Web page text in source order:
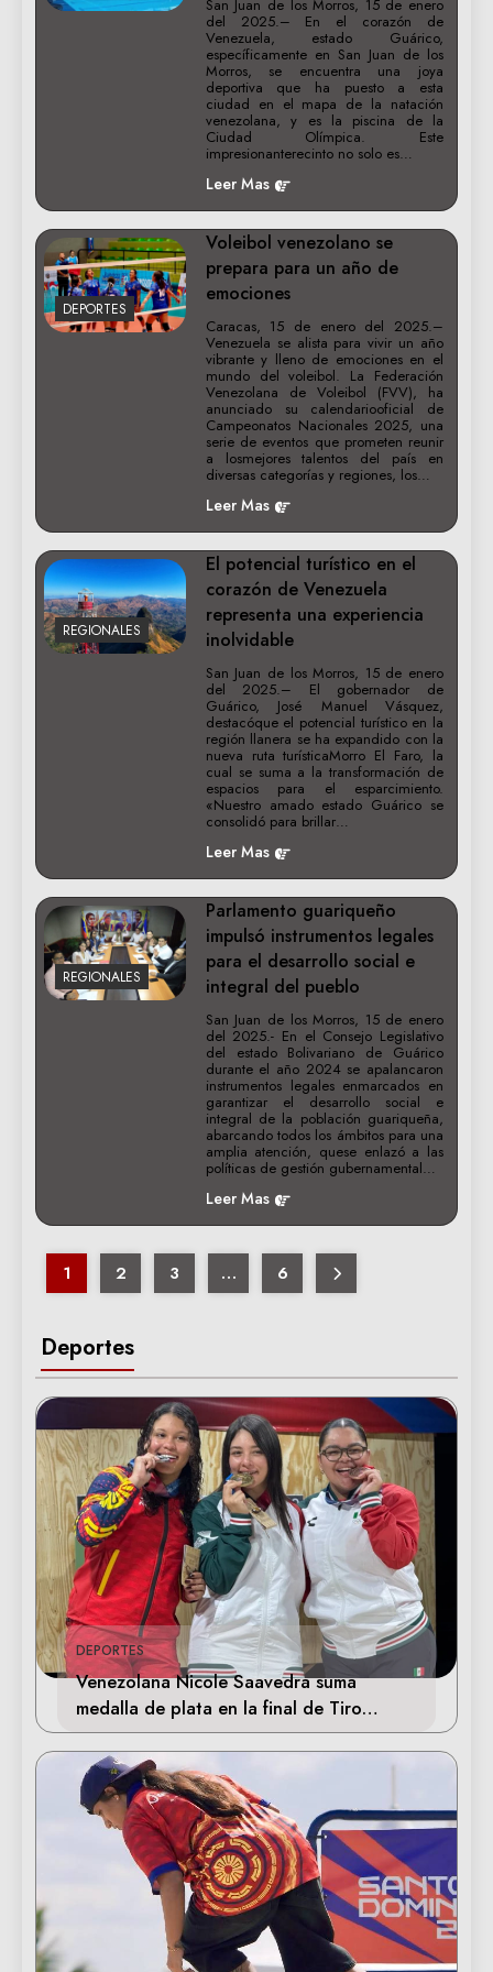
Deportes
DEPORTES
Venezolana Nicole Saavedra suma
medalla de plata en la final de Tiro
Deportivo
San Juan de los Morros, 15 de enero
del 2025.– En el corazón de
Venezuela, estado Guárico,
específicamente en San Juan de los
Morros, se encuentra una joya
deportiva que ha puesto a esta
ciudad en el mapa de la natación
venezolana, y es la piscina de la
Ciudad Olímpica. Este
impresionanterecinto no solo es…
Leer Mas
DEPORTES
Voleibol venezolano se
prepara para un año de
emociones
Caracas, 15 de enero del 2025.–
Venezuela se alista para vivir un año
vibrante y lleno de emociones en el
mundo del voleibol. La Federación
Venezolana de Voleibol (FVV), ha
anunciado su calendariooficial de
Campeonatos Nacionales 2025, una
serie de eventos que prometen reunir
a losmejores talentos del país en
diversas categorías y regiones, los…
Leer Mas
REGIONALES
El potencial turístico en el
corazón de Venezuela
representa una experiencia
inolvidable
San Juan de los Morros, 15 de enero
del 2025.– El gobernador de
Guárico, José Manuel Vásquez,
destacóque el potencial turístico en la
región llanera se ha expandido con la
nueva ruta turísticaMorro El Faro, la
cual se suma a la transformación de
espacios para el esparcimiento.
«Nuestro amado estado Guárico se
consolidó para brillar…
Leer Mas
REGIONALES
Parlamento guariqueño
impulsó instrumentos legales
para el desarrollo social e
integral del pueblo
San Juan de los Morros, 15 de enero
del 2025.- En el Consejo Legislativo
del estado Bolivariano de Guárico
durante el año 2024 se apalancaron
instrumentos legales enmarcados en
garantizar el desarrollo social e
integral de la población guariqueña,
abarcando todos los ámbitos para una
amplia atención, quese enlazó a las
políticas de gestión gubernamental…
Leer Mas
1 2 3 … 6